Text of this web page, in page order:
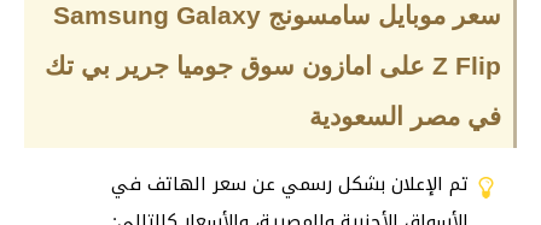
سعر موبايل سامسونج Samsung Galaxy
Z Flip على امازون سوق جوميا جرير بي تك
في مصر السعودية
تم الإعلان بشكل رسمي عن سعر الهاتف في